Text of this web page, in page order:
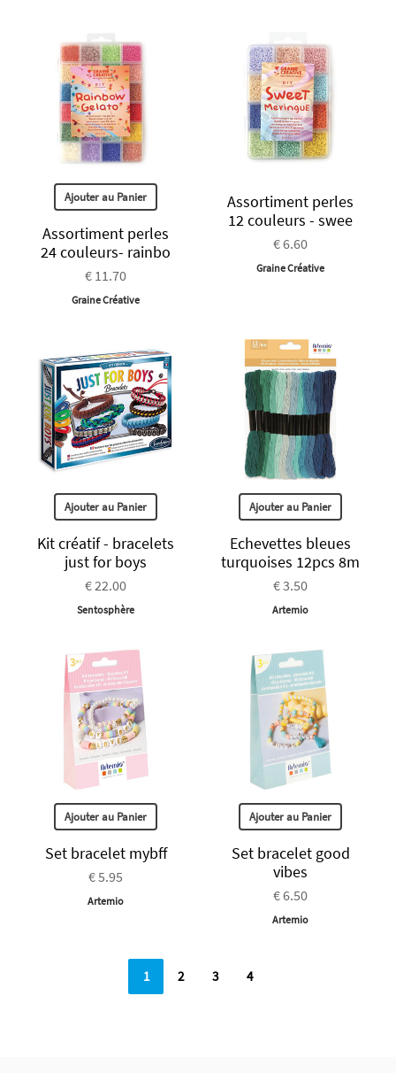
Ajouter au Panier
Assortiment perles
24 couleurs- rainbo
€ 11.70
Graine Créative
Assortiment perles
12 couleurs - swee
€ 6.60
Graine Créative
Ajouter au Panier
Kit créatif - bracelets
just for boys
€ 22.00
Sentosphère
Ajouter au Panier
Echevettes bleues
turquoises 12pcs 8m
€ 3.50
Artemio
Ajouter au Panier
Set bracelet mybff
€ 5.95
Artemio
Ajouter au Panier
Set bracelet good
vibes
€ 6.50
Artemio
1 2 3 4